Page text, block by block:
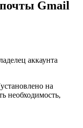
Gmail
аккаунта
на
необходимость,